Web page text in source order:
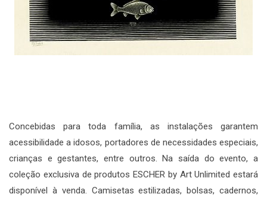
Concebidas para toda família, as instalações garantem
acessibilidade a idosos, portadores de necessidades especiais,
crianças e gestantes, entre outros. Na saída do evento, a
coleção exclusiva de produtos ESCHER by Art Unlimited estará
disponível à venda. Camisetas estilizadas, bolsas, cadernos,